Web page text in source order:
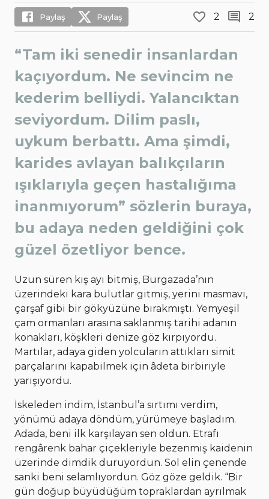
Paylaş Paylaş 2 2
“Tam iki senedir insanlardan
kaçıyordum. Ne sevincim ne
kederim belliydi. Yalancıktan
seviyordum. Dilim paslı,
uykum berbattı. Ama şimdi,
karides avlayan balıkçıların
ışıklarıyla geçen hastalığıma
inanmıyorum” sözlerin buraya,
bu adaya neden geldiğini çok
güzel özetliyor bence.
Uzun süren kış ayı bitmiş, Burgazada’nın
üzerindeki kara bulutlar gitmiş, yerini masmavi,
çarşaf gibi bir gökyüzüne bırakmıştı. Yemyeşil
çam ormanları arasına saklanmış tarihi adanın
konakları, köşkleri denize göz kırpıyordu.
Martılar, adaya giden yolcuların attıkları simit
parçalarını kapabilmek için âdeta birbiriyle
yarışıyordu.
İskeleden indim, İstanbul’a sırtımı verdim,
yönümü adaya döndüm, yürümeye başladım.
Adada, beni ilk karşılayan sen oldun. Etrafı
rengârenk bahar çiçekleriyle bezenmiş kaidenin
üzerinde dimdik duruyordun. Sol elin çenende
sanki beni selamlıyordun. Göz göze geldik. “Bir
gün doğup büyüdüğüm topraklardan ayrılmak